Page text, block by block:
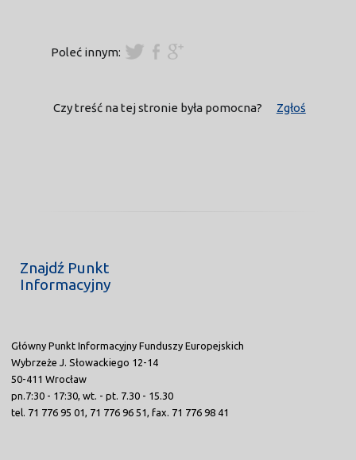
Poleć innym:
Czy treść na tej stronie była pomocna? Zgłoś
Znajdź Punkt
Informacyjny
Główny Punkt Informacyjny Funduszy Europejskich
Wybrzeże J. Słowackiego 12-14
50-411 Wrocław
pn.7:30 - 17:30, wt. - pt. 7.30 - 15.30
tel. 71 776 95 01, 71 776 96 51, fax. 71 776 98 41